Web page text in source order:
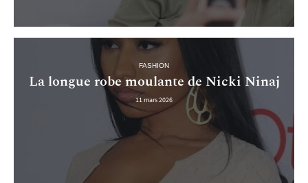
FASHION
La longue robe moulante de Nicki Ninaj
11 mars 2026